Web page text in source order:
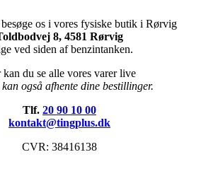
os i vores fysiske butik i Rørvig
8, 4581 Rørvig
ved siden af benzintanken.
kan du se alle vores varer live
også afhente dine bestillinger.
Tlf. 20 90 10 00
kontakt@tingplus.dk
CVR: 38416138